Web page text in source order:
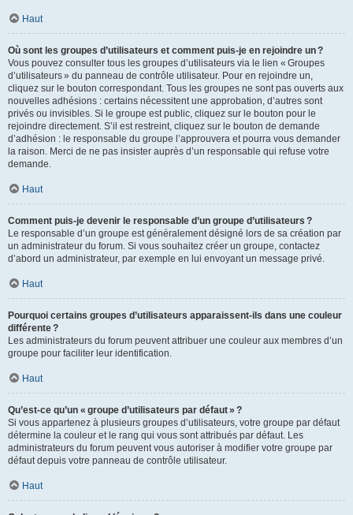
Haut
Où sont les groupes d’utilisateurs et comment puis-je en rejoindre un ?
Vous pouvez consulter tous les groupes d’utilisateurs via le lien « Groupes
d’utilisateurs » du panneau de contrôle utilisateur. Pour en rejoindre un,
cliquez sur le bouton correspondant. Tous les groupes ne sont pas ouverts aux
nouvelles adhésions : certains nécessitent une approbation, d’autres sont
privés ou invisibles. Si le groupe est public, cliquez sur le bouton pour le
rejoindre directement. S’il est restreint, cliquez sur le bouton de demande
d’adhésion : le responsable du groupe l’approuvera et pourra vous demander
la raison. Merci de ne pas insister auprès d’un responsable qui refuse votre
demande.
Haut
Comment puis-je devenir le responsable d’un groupe d’utilisateurs ?
Le responsable d’un groupe est généralement désigné lors de sa création par
un administrateur du forum. Si vous souhaitez créer un groupe, contactez
d’abord un administrateur, par exemple en lui envoyant un message privé.
Haut
Pourquoi certains groupes d’utilisateurs apparaissent-ils dans une couleur
différente ?
Les administrateurs du forum peuvent attribuer une couleur aux membres d’un
groupe pour faciliter leur identification.
Haut
Qu’est-ce qu’un « groupe d’utilisateurs par défaut » ?
Si vous appartenez à plusieurs groupes d’utilisateurs, votre groupe par défaut
détermine la couleur et le rang qui vous sont attribués par défaut. Les
administrateurs du forum peuvent vous autoriser à modifier votre groupe par
défaut depuis votre panneau de contrôle utilisateur.
Haut